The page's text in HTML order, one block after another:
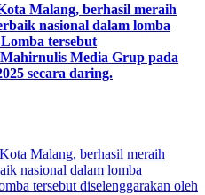
Malang, berhasil meraih
nasional dalam lomba
tersebut
Media Grup pada
secara daring.